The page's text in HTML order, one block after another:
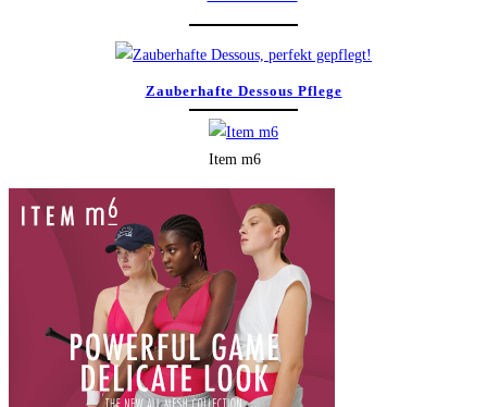
Zauberhafte Dessous Pflege
Item m6